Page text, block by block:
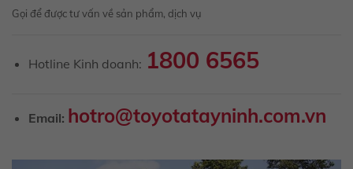
Gọi để được tư vấn về sản phẩm, dịch vụ
Hotline Kinh doanh: 1800 6565
Email: hotro@toyotatayninh.com.vn